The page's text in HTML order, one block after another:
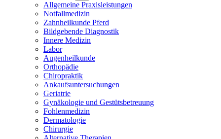
Allgemeine Praxisleistungen
Notfallmedizin
Zahnheilkunde Pferd
Bildgebende Diagnostik
Innere Medizin
Labor
Augenheilkunde
Orthopädie
Chiropraktik
Ankaufsuntersuchungen
Geriatrie
Gynäkologie und Gestütsbetreuung
Fohlenmedizin
Dermatologie
Chirurgie